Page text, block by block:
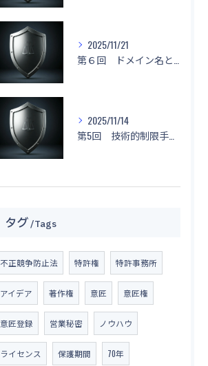
2025/11/21
2025/11/14
タグ Tags
不正競争防止法 特許権 特許事務所
アイデア 著作権 意匠 意匠権
意匠登録 営業秘密 ノウハウ
ライセンス 保護期間 70年